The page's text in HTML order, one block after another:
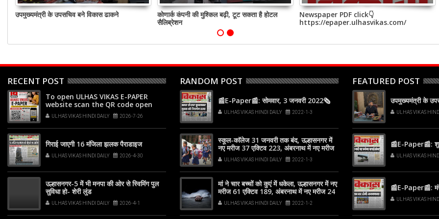
उपमुख्यमंत्री के उपसचिव बने विकास ढाकने
कोणार्क कंपनी की मुश्किल बढ़ी, टूट सकता है होटल
सैलिब्रेशन
Newspaper PDF click👇
https://epaper.ulhasvikas.com/
RECENT POST
To open ULHAS VIKAS E-PAPER
website scan the QR code open
your phone's camera app or
Google Lens, point it at the code,
and tap the web link popup that
ULHAS VIKAS HINDI DAILY 2026-7-26
गिराई जाएगी 16 मंजिला झलक पैराडाइज
ULHAS VIKAS HINDI DAILY 2026-4-30
उल्हासनगर-5 में भी मनपा की ओर से स्विमिंग पुल
सुविधा हो- शेरी लुंड
ULHAS VIKAS HINDI DAILY 2026-4-1
RANDOM POST
📰E-Paper📰: सोमवार, 3 जनवरी 2022🗞
ULHAS VIKAS HINDI DAILY 2022-1-3
स्कूल-काॅलेज 31 जनवरी तक बंद, उल्हासनगर में
नए मरीज 37 एक्टिव 223, अंबरनाथ में नए मरीज
38 एक्टिव 142, कल्याण-डोंबिवली में नए मरीज
205ULHAS VIKAS HINDI DAILY 2022-1-3
मां ने चार बच्चों को कुएं में धकेला, उल्हासनगर में नए
मरीज 61 एक्टिव 189, अंबरनाथ में नए मरीज 24
एक्टिव 104, कल्याण-डोंबिवली में नए मरीज 214
ULHAS VIKAS HINDI DAILY 2022-1-2
FEATURED POST
उपमुख्यमंत्री के
ULHAS VIKAS
📰E-Paper📰:
ULHAS VIKAS
📰E-Paper📰:
ULHAS VIKAS